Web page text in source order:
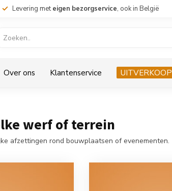
Levering met eigen bezorgservice, ook in België
Over ons Klantenservice UITVERKOOP
werf of terrein
afzettingen rond bouwplaatsen of evenementen.